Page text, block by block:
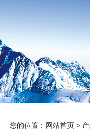
您的位置： 网站首页 >